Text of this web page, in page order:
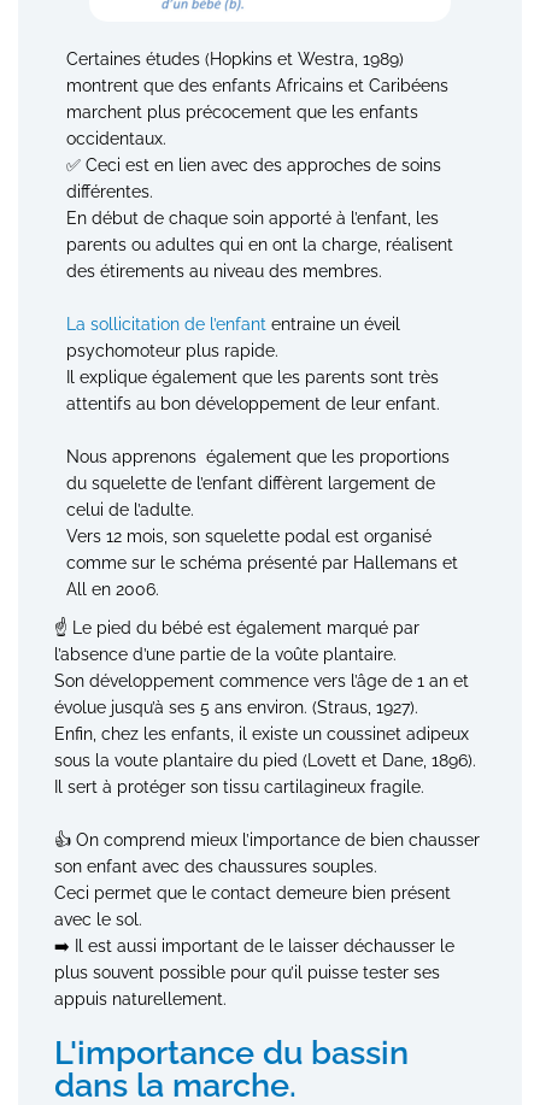
Certaines études (Hopkins et Westra, 1989)
montrent que des enfants Africains et Caribéens
marchent plus précocement que les enfants
occidentaux.
✅ Ceci est en lien avec des approches de soins
différentes.
En début de chaque soin apporté à l’enfant, les
parents ou adultes qui en ont la charge, réalisent
des étirements au niveau des membres.
La sollicitation de l’enfant entraine un éveil
psychomoteur plus rapide.
Il explique également que les parents sont très
attentifs au bon développement de leur enfant.
Nous apprenons également que les proportions
du squelette de l’enfant diffèrent largement de
celui de l’adulte.
Vers 12 mois, son squelette podal est organisé
comme sur le schéma présenté par Hallemans et
All en 2006.
☝️ Le pied du bébé est également marqué par
l’absence d’une partie de la voûte plantaire.
Son développement commence vers l’âge de 1 an et
évolue jusqu’à ses 5 ans environ. (Straus, 1927).
Enfin, chez les enfants, il existe un coussinet adipeux
sous la voute plantaire du pied (Lovett et Dane, 1896).
Il sert à protéger son tissu cartilagineux fragile.
👍 On comprend mieux l’importance de bien chausser
son enfant avec des chaussures souples.
Ceci permet que le contact demeure bien présent
avec le sol.
➡️ Il est aussi important de le laisser déchausser le
plus souvent possible pour qu’il puisse tester ses
appuis naturellement.
L'importance du bassin
dans la marche.